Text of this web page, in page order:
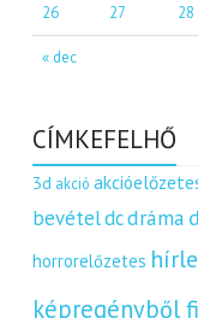
« dec
26 27 28
CÍMKEFELHŐ
3d akció
bevételdcdráma
horrorelőzetes
képregényből